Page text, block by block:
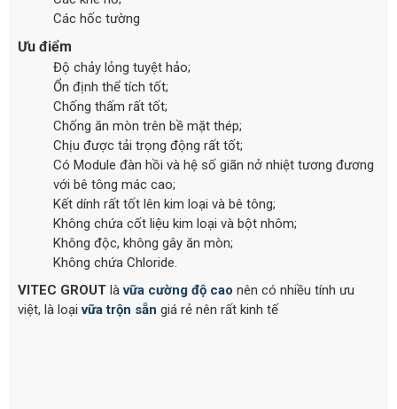
Các hốc tường
Ưu điểm
Độ chảy lỏng tuyệt hảo;
Ổn định thể tích tốt;
Chống thấm rất tốt;
Chống ăn mòn trên bề mặt thép;
Chịu được tải trọng động rất tốt;
Có Module đàn hồi và hệ số giãn nở nhiệt tương đương
với bê tông mác cao;
Kết dính rất tốt lên kim loại và bê tông;
Không chứa cốt liệu kim loại và bột nhôm;
Không độc, không gây ăn mòn;
Không chứa Chloride.
VITEC GROUT làvữa cường độ cao nên có nhiều tính ưu
việt, là loạivữa trộn sẵn giá rẻ nên rất kinh tế